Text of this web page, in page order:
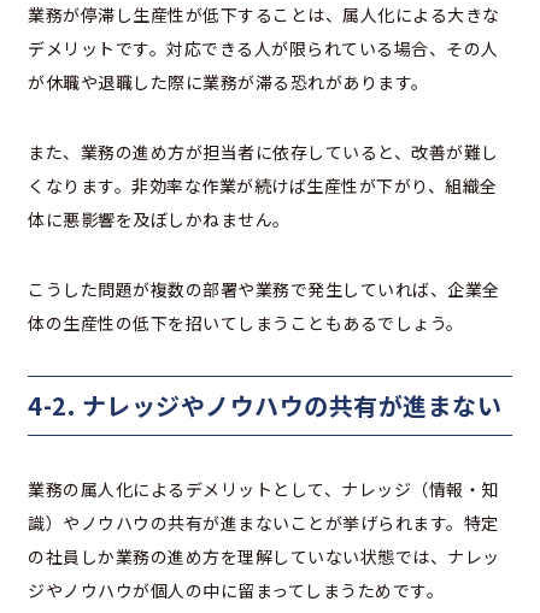
業務が停滞し生産性が低下することは、属人化による大きな
デメリットです。対応できる人が限られている場合、その人
が休職や退職した際に業務が滞る恐れがあります。
また、業務の進め方が担当者に依存していると、改善が難し
くなります。非効率な作業が続けば生産性が下がり、組織全
体に悪影響を及ぼしかねません。
こうした問題が複数の部署や業務で発生していれば、企業全
体の生産性の低下を招いてしまうこともあるでしょう。
4-2. ナレッジやノウハウの共有が進まない
業務の属人化によるデメリットとして、ナレッジ（情報・知
識）やノウハウの共有が進まないことが挙げられます。特定
の社員しか業務の進め方を理解していない状態では、ナレッ
ジやノウハウが個人の中に留まってしまうためです。